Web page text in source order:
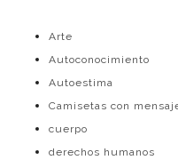
Arte
Autoconocimiento
Autoestima
Camisetas con
cuerpo
derechos humanos